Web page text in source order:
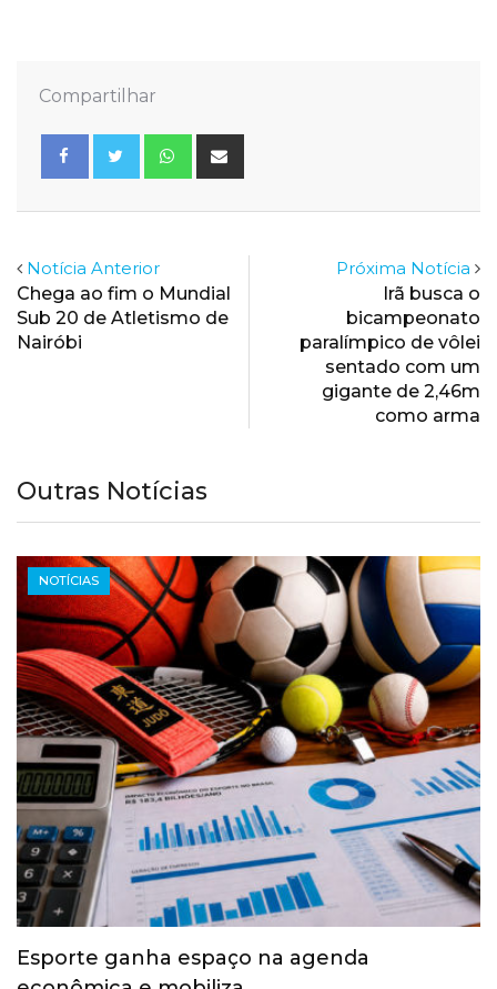
Compartilhar
Whatsapp
Notícia Anterior
Chega ao fim o Mundial
Sub 20 de Atletismo de
Nairóbi
Próxima Notícia
Irã busca o
bicampeonato
paralímpico de vôlei
sentado com um
gigante de 2,46m
como arma
Outras Notícias
NOTÍCIAS
Esporte ganha espaço na agenda